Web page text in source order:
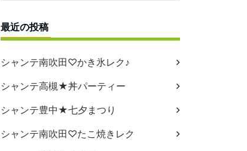
最近の投稿
シャンテ南吹田♡かき氷レク♪
シャンテ高槻★丼パーティー
シャンテ豊中★七夕まつり
シャンテ南吹田♡たこ焼きレク